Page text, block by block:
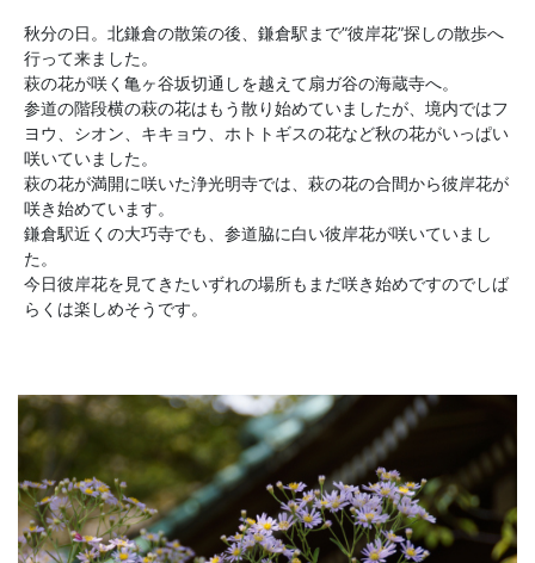
秋分の日。北鎌倉の散策の後、鎌倉駅まで”彼岸花”探しの散歩へ
行って来ました。
萩の花が咲く亀ヶ谷坂切通しを越えて扇ガ谷の海蔵寺へ。
参道の階段横の萩の花はもう散り始めていましたが、境内ではフ
ヨウ、シオン、キキョウ、ホトトギスの花など秋の花がいっぱい
咲いていました。
萩の花が満開に咲いた浄光明寺では、萩の花の合間から彼岸花が
咲き始めています。
鎌倉駅近くの大巧寺でも、参道脇に白い彼岸花が咲いていまし
た。
今日彼岸花を見てきたいずれの場所もまだ咲き始めですのでしば
らくは楽しめそうです。